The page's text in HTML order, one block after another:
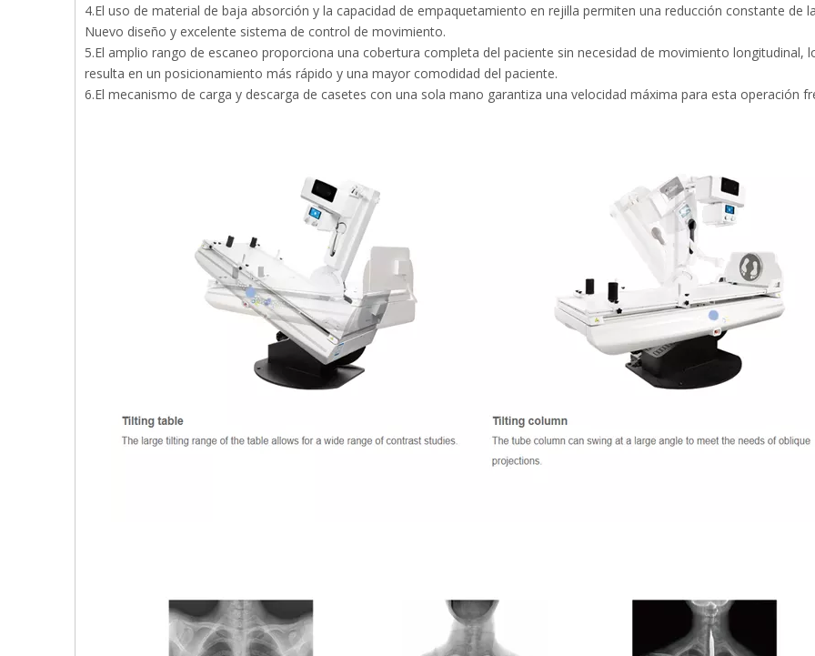
4.El uso de material de baja absorción y la capacidad de empaquetamiento en rejilla permiten una reducción constante de
Nuevo diseño y excelente sistema de control de movimiento.
5.El amplio rango de escaneo proporciona una cobertura completa del paciente sin necesidad de movimiento longitudinal,
resulta en un posicionamiento más rápido y una mayor comodidad del paciente.
6.El mecanismo de carga y descarga de casetes con una sola mano garantiza una velocidad máxima para esta operación